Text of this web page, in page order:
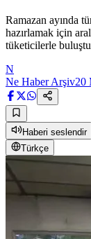
Ramazan ayında
hazırlamak için
tüketicilerle
N
Ne Haber Arşiv20
Haberi seslendir
Türkçe